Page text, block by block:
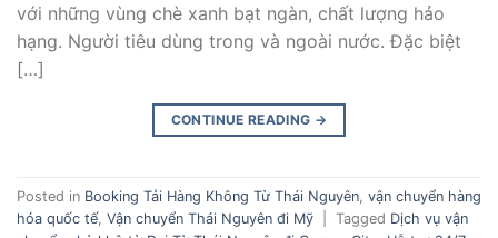
với những vùng chè xanh bạt ngàn, chất lượng hảo
hạng. Người tiêu dùng trong và ngoài nước. Đặc biệt
[…]
CONTINUE READING →
Posted in Booking Tải Hàng Không Từ Thái Nguyên vận chuyển hàng
hóa quốc tế, Vận chuyển Thái Nguyên đi Mỹ Tagged Dịch vụ vận